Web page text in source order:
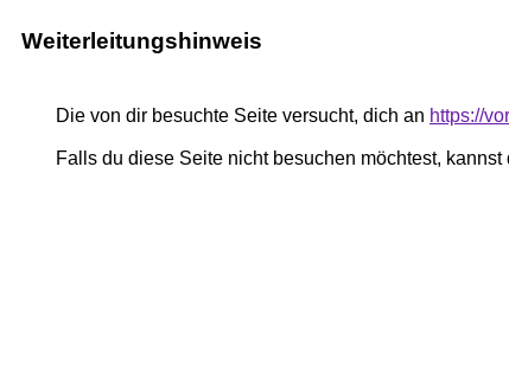
Weiterleitungshinweis
Die von dir besuchte Seite versucht, dich an https://
Falls du diese Seite nicht besuchen möchtest, kannst